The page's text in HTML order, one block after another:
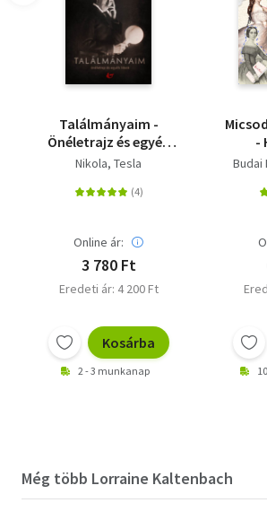
Találmányaim -
Önéletrajz és egyéb
írások
Nikola, Tesla
Online ár:
3 780 Ft
Eredeti ár: 4 200 Ft
Kosárba
2 - 3 munkanap
-
Budai
Még több Lorraine Kaltenbach